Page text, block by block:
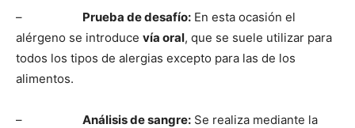
– Prueba de desafí­o: En esta ocasión el
alérgeno se introduce ví­a oral, que se suele utilizar para
todos los tipos de alergias excepto para las de los
alimentos.
– Análisis de sangre: Se realiza mediante la